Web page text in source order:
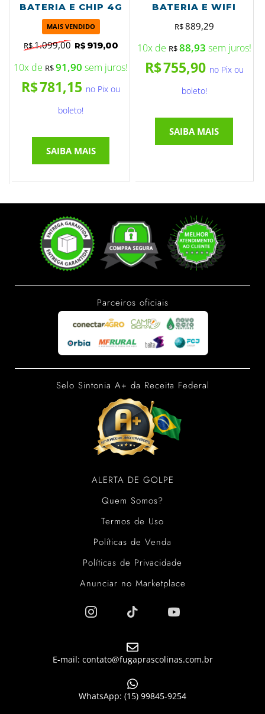
BATERIA E CHIP 4G
MAIS VENDIDO
R$1.099,00 R$ 919,00
10x de R$91,90 sem juros!
R$781,15 no Pix ou
boleto!
SAIBA MAIS
BATERIA E WIFI
R$889,29
10x de R$88,93 sem juros!
R$755,90 no Pix ou
boleto!
SAIBA MAIS
Parceiros oficiais
Selo Sintonia A+ da Receita Federal
ALERTA DE GOLPE
Quem Somos?
Termos de Uso
Políticas de Venda
Políticas de Privacidade
Anunciar no Marketplace
E-mail: contato@fugaprascolinas.com.br
WhatsApp: (15) 99845-9254